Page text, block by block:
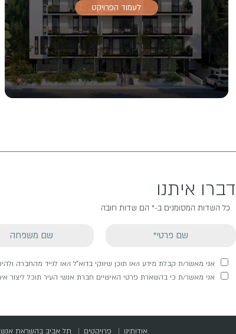
לעמוד הפרויקט
דברו איתנו
כל השדות המסומנים ב-* הם שדות חובה
אני מאשר/ת קבלת מידע ו/או תוכן שיווקי בדוא"ל ו/או לנייד מהחברה
אני מאשר/ת כי בהשארת פרטי האישיים חברת אנשי העיר תוכל ליצור
אודותינו פרויקטים תל אביב בהשראת